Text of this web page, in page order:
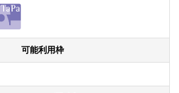
可能利用枠